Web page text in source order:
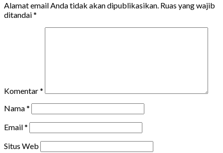
Alamat email Anda tidak akan dipublikasikan. Ruas yang wajib
ditandai*
Komentar*
Nama*
Email*
Situs Web